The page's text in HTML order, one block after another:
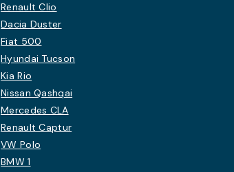
Renault Clio
Dacia Duster
Fiat 500
Hyundai Tucson
Kia Rio
Nissan Qashqai
Mercedes CLA
Renault Captur
VW Polo
BMW 1